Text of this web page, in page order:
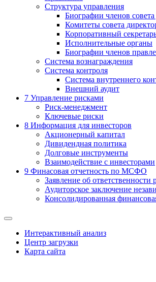
Структура управления
Биографии членов
Комитеты совета
Корпоративный
Исполнительные органы
Биографии членов
Система вознаграждения
Система контроля
Система внутреннего
Внешний аудит
7 Управление рисками
Риск-менеджмент
Ключевые риски
8 Информация для инвесторов
Акционерный капитал
Дивидендная политика
Долговые инструменты
Взаимодействие с инвеcторами
9 Финасовая отчетность по МСФО
Заявление об ответственности
Аудиторское заключение
Консолидированная
Интерактивный анализ
Центр загрузки
Карта сайта